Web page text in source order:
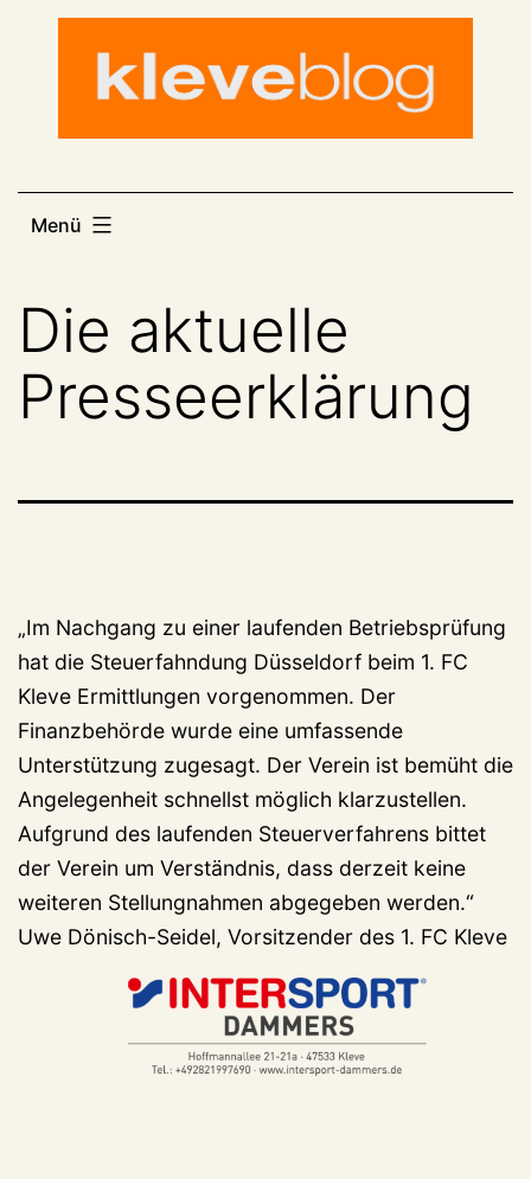
Menü
Die aktuelle
Presseerklärung
„Im Nachgang zu einer laufenden Betriebsprüfung
hat die Steuerfahndung Düsseldorf beim 1. FC
Kleve Ermittlungen vorgenommen. Der
Finanzbehörde wurde eine umfassende
Unterstützung zugesagt. Der Verein ist bemüht die
Angelegenheit schnellst möglich klarzustellen.
Aufgrund des laufenden Steuerverfahrens bittet
der Verein um Verständnis, dass derzeit keine
weiteren Stellungnahmen abgegeben werden.“
Uwe Dönisch-Seidel, Vorsitzender des 1. FC Kleve